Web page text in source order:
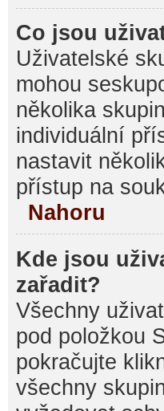
Co jsou
Uživatelské
mohou
několika
individuální
nastavit
přístup na
Nahoru
Kde jsou
zařadit?
Všechny
pod položkou
pokračujte
všechny